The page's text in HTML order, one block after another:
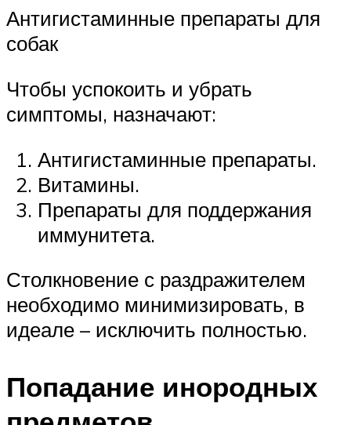
Антигистаминные препараты для
собак
Чтобы успокоить и убрать
симптомы, назначают:
Антигистаминные препараты.
Витамины.
Препараты для поддержания
иммунитета.
Столкновение с раздражителем
необходимо минимизировать, в
идеале – исключить полностью.
Попадание инородных